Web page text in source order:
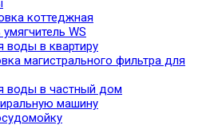
коттеджная
WS
воды в квартиру
магистрального фильтра для
воды в частный дом
машину